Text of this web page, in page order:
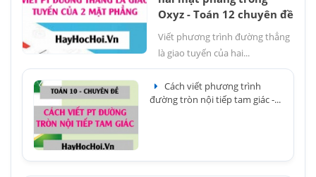
Oxyz - Toán 12 chuyên đề
Viết phương trình đường thẳng
là giao tuyến của hai...
Cách viết phương trình
đường tròn nội tiếp tam giác -...